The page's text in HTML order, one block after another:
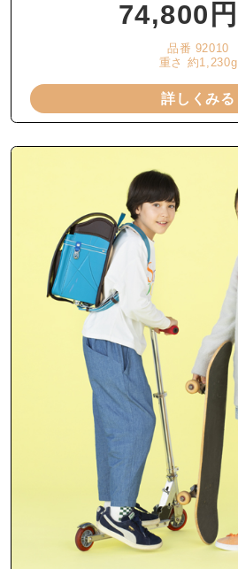
74,800円
品番 92010
重さ 約1,230g
詳しくみる